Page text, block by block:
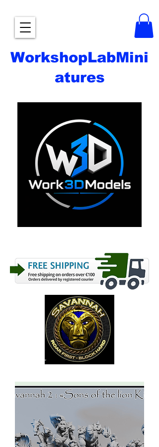
WorkshopLabMini
atures